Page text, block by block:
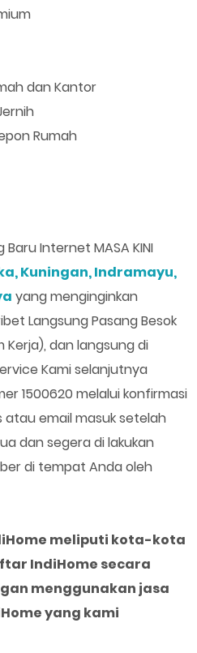
dan Kantor
Rumah
Internet MASA KINI
Kuningan, Indramayu,
yang menginginkan
Langsung Pasang Besok
Kerja), dan langsung di
Kami selanjutnya
1500620 melalui konfirmasi
atau email masuk setelah
dan segera di lakukan
di tempat Anda oleh
meliputi kota-kota
IndiHome secara
menggunakan jasa
yang kami